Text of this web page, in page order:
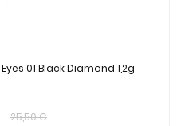
01 Black Diamond 1,2g
25,50 €